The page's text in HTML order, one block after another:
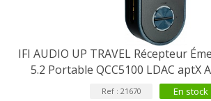
IFI AUDIO UP TRAVEL Récepteur
5.2 Portable QCC5100 LDAC aptX
Ref : 21670 En stock